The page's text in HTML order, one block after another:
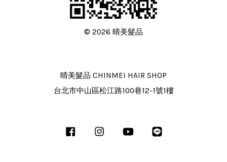
© 2026 晴美髮品
晴美髮品 CHINMEI HAIR SHOP
台北市中山區松江路100巷12-1號1樓
Facebook InstagramYouTube